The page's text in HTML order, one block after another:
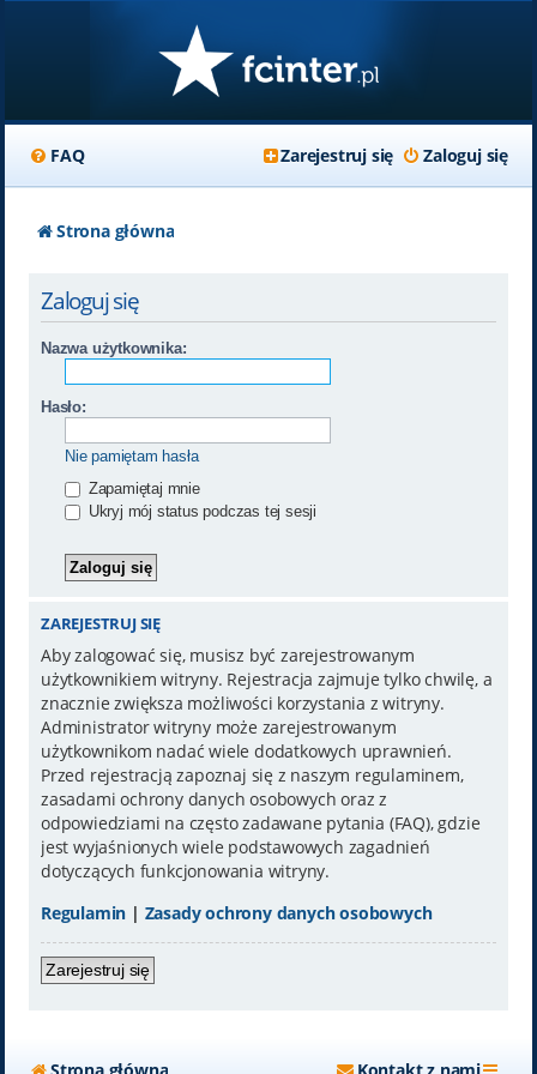
FAQ Zaloguj się
Zarejestruj się
Strona główna
Zaloguj się
Nazwa użytkownika:
Hasło:
Nie pamiętam hasła
Zapamiętaj mnie
Ukryj mój status podczas tej sesji
ZAREJESTRUJ SIĘ
Aby zalogować się, musisz być zarejestrowanym
użytkownikiem witryny. Rejestracja zajmuje tylko chwilę, a
znacznie zwiększa możliwości korzystania z witryny.
Administrator witryny może zarejestrowanym
użytkownikom nadać wiele dodatkowych uprawnień.
Przed rejestracją zapoznaj się z naszym regulaminem,
zasadami ochrony danych osobowych oraz z
odpowiedziami na często zadawane pytania (FAQ), gdzie
jest wyjaśnionych wiele podstawowych zagadnień
dotyczących funkcjonowania witryny.
Regulamin | Zasady ochrony danych osobowych
Zarejestruj się
Strona główna Kontakt z nami